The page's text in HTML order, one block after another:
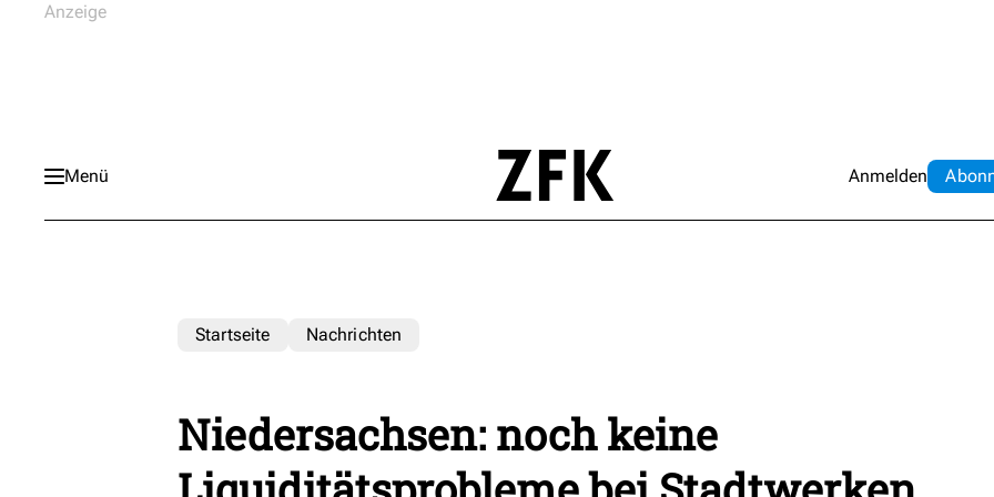
Menü Anmelden Abo
Startseite Nachrichten
Niedersachsen: noch keine